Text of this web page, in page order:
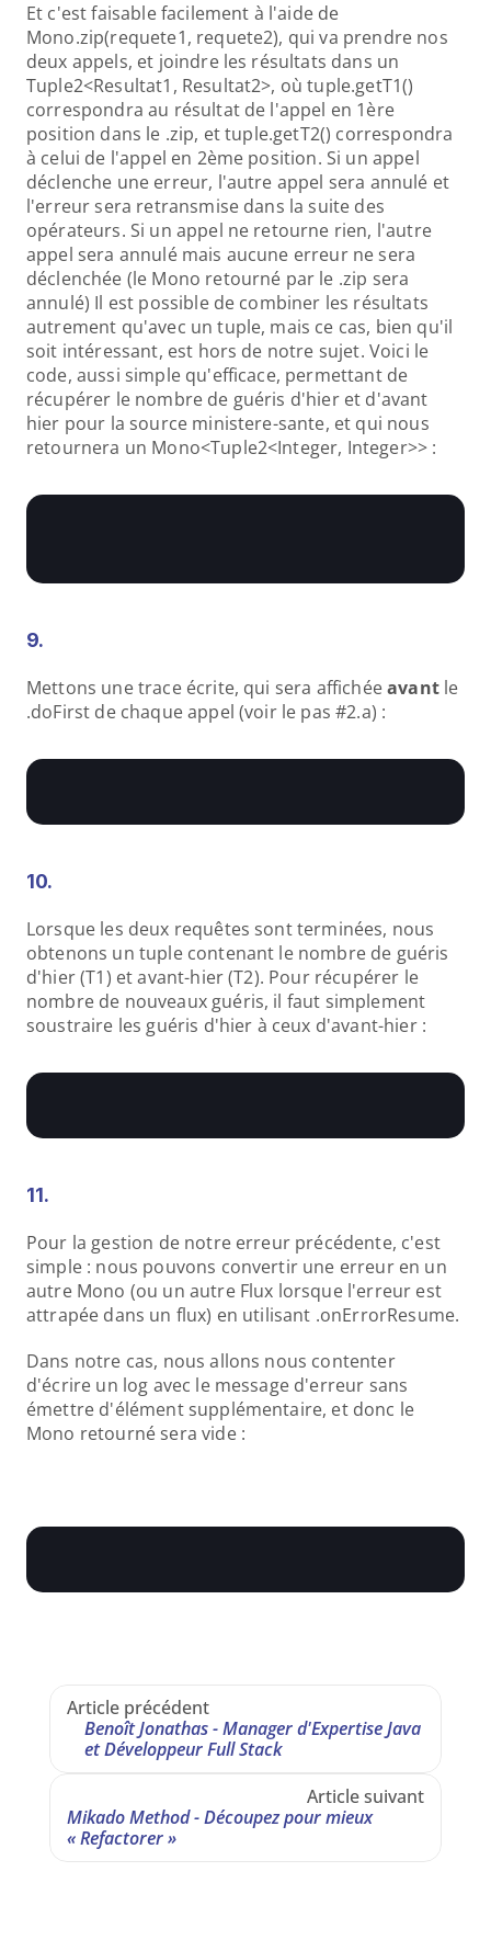
Et c'est faisable facilement à l'aide de
Mono.zip(requete1, requete2), qui va prendre nos
deux appels, et joindre les résultats dans un
Tuple2<Resultat1, Resultat2>, où tuple.getT1()
correspondra au résultat de l'appel en 1ère
position dans le .zip, et tuple.getT2() correspondra
à celui de l'appel en 2ème position. Si un appel
déclenche une erreur, l'autre appel sera annulé et
l'erreur sera retransmise dans la suite des
opérateurs. Si un appel ne retourne rien, l'autre
appel sera annulé mais aucune erreur ne sera
déclenchée (le Mono retourné par le .zip sera
annulé) Il est possible de combiner les résultats
autrement qu'avec un tuple, mais ce cas, bien qu'il
soit intéressant, est hors de notre sujet. Voici le
code, aussi simple qu'efficace, permettant de
récupérer le nombre de guéris d'hier et d'avant
hier pour la source ministere-sante, et qui nous
retournera un Mono<Tuple2<Integer, Integer>> :
9.
Mettons une trace écrite, qui sera affichée avant le
.doFirst de chaque appel (voir le pas #2.a) :
10.
Lorsque les deux requêtes sont terminées, nous
obtenons un tuple contenant le nombre de guéris
d'hier (T1) et avant-hier (T2). Pour récupérer le
nombre de nouveaux guéris, il faut simplement
soustraire les guéris d'hier à ceux d'avant-hier :
11.
Pour la gestion de notre erreur précédente, c'est
simple : nous pouvons convertir une erreur en un
autre Mono (ou un autre Flux lorsque l'erreur est
attrapée dans un flux) en utilisant .onErrorResume.
Dans notre cas, nous allons nous contenter
d'écrire un log avec le message d'erreur sans
émettre d'élément supplémentaire, et donc le
Mono retourné sera vide :
Article précédent
Benoît Jonathas - Manager d'Expertise Java
et Développeur Full Stack
Article suivant
Mikado Method - Découpez pour mieux
« Refactorer »